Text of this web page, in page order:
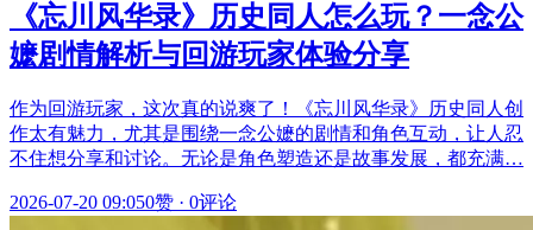
《忘川风华录》历史同人怎么玩？一念公
嬷剧情解析与回游玩家体验分享
作为回游玩家，这次真的说爽了！《忘川风华录》历史同人创
作太有魅力，尤其是围绕一念公嬷的剧情和角色互动，让人忍
不住想分享和讨论。无论是角色塑造还是故事发展，都充满…
2026-07-20 09:050赞 · 0评论